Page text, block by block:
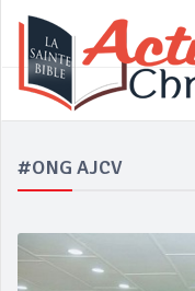
#ONG AJCV